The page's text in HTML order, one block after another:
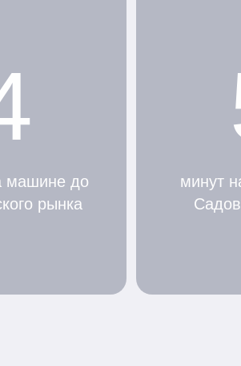
машине до
рынка
минут